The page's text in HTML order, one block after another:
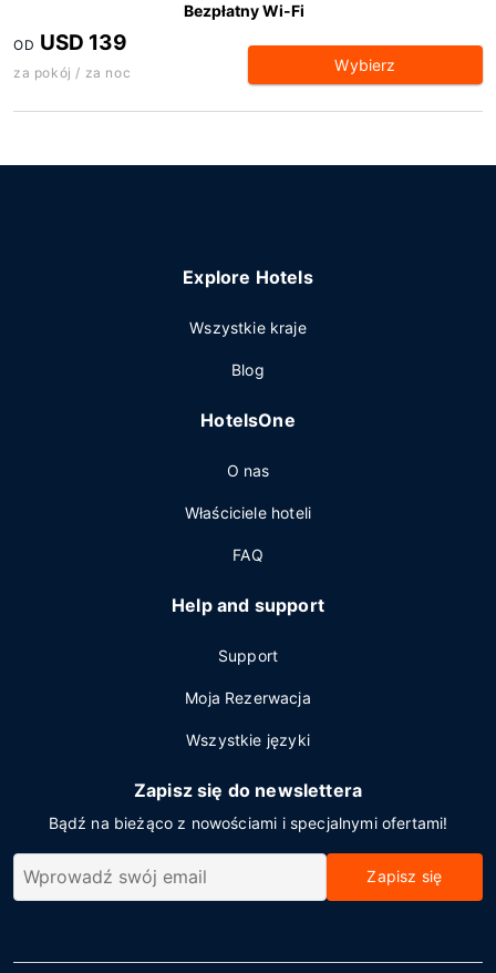
Bezpłatny Wi-Fi
OD USD 139
za pokój / za noc Wybierz
Explore Hotels
Wszystkie kraje
Blog
HotelsOne
O nas
Właściciele hoteli
FAQ
Help and support
Support
Moja Rezerwacja
Wszystkie języki
Zapisz się do newslettera
Bądź na bieżąco z nowościami i specjalnymi ofertami!
Zapisz się